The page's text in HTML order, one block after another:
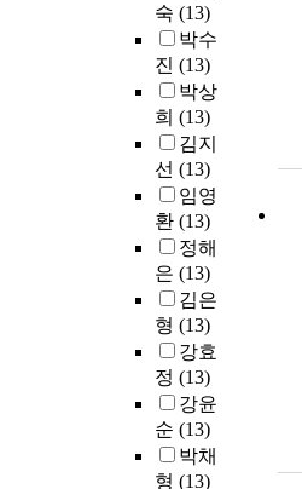
숙 (13)
박수
진 (13)
박상
희 (13)
김지
선 (13)
임영
환 (13)
정해
은 (13)
김은
형 (13)
강효
정 (13)
강윤
순 (13)
박채
형 (13)